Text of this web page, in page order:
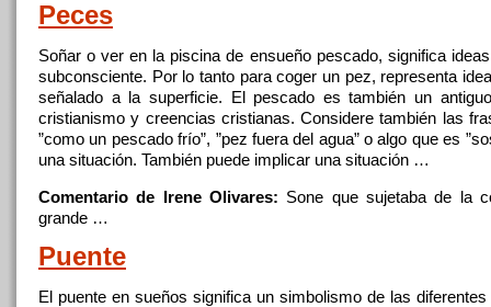
Peces
Soñar o ver en la piscina de ensueño pescado, significaideas
subconsciente. Por lo tanto para coger un pez, representa
señalado a la superficie. El pescado es también un
cristianismo y creencias cristianas. Considere también las
”como un pescado frío”, ”pez fuera del agua” o algo quees
una situación. También puede implicar una situación …
Comentario de Irene Olivares: Sone quesujetaba de la
grande …
Puente
El puente en sueños significa un simbolismo de las